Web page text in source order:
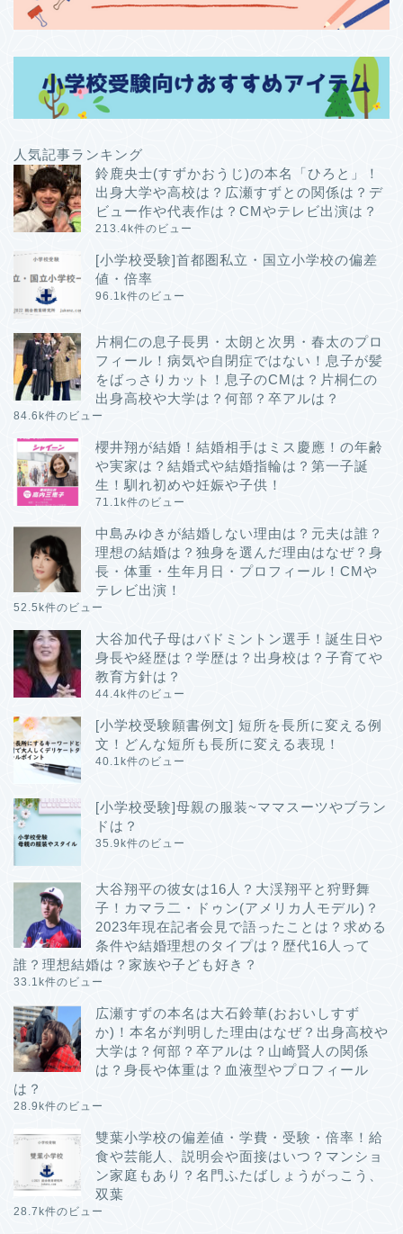
人気記事ランキング
鈴鹿央士(すずかおうじ)の本名「ひろと」！
出身大学や高校は？広瀬すずとの関係は？デ
ビュー作や代表作は？CMやテレビ出演は？
213.4k件のビュー
[小学校受験]首都圏私立・国立小学校の偏差
値・倍率
96.1k件のビュー
片桐仁の息子長男・太朗と次男・春太のプロ
フィール！病気や自閉症ではない！息子が髪
をばっさりカット！息子のCMは？片桐仁の
出身高校や大学は？何部？卒アルは？
84.6k件のビュー
櫻井翔が結婚！結婚相手はミス慶應！の年齢
や実家は？結婚式や結婚指輪は？第一子誕
生！馴れ初めや妊娠や子供！
71.1k件のビュー
中島みゆきが結婚しない理由は？元夫は誰？
理想の結婚は？独身を選んだ理由はなぜ？身
長・体重・生年月日・プロフィール！CMや
テレビ出演！
52.5k件のビュー
大谷加代子母はバドミントン選手！誕生日や
身長や経歴は？学歴は？出身校は？子育てや
教育方針は？
44.4k件のビュー
[小学校受験願書例文] 短所を長所に変える例
文！どんな短所も長所に変える表現！
40.1k件のビュー
[小学校受験]母親の服装~ママスーツやブラン
ドは？
35.9k件のビュー
大谷翔平の彼女は16人？大渓翔平と狩野舞
子！カマラ二・ドゥン(アメリカ人モデル)？
2023年現在記者会見で語ったことは？求める
条件や結婚理想のタイプは？歴代16人って
誰？理想結婚は？家族や子ども好き？
33.1k件のビュー
広瀬すずの本名は大石鈴華(おおいしすず
か)！本名が判明した理由はなぜ？出身高校や
大学は？何部？卒アルは？山崎賢人の関係
は？身長や体重は？血液型やプロフィール
は？
28.9k件のビュー
雙葉小学校の偏差値・学費・受験・倍率！給
食や芸能人、説明会や面接はいつ？マンショ
ン家庭もあり？名門ふたばしょうがっこう、
双葉
28.7k件のビュー